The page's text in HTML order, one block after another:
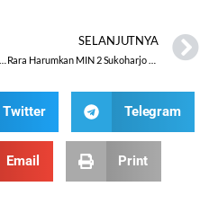
SELANJUTNYA
Twitter Telegram
Email Print